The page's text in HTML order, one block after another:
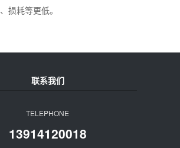
损耗等更低。
联系我们
TELEPHONE
13914120018